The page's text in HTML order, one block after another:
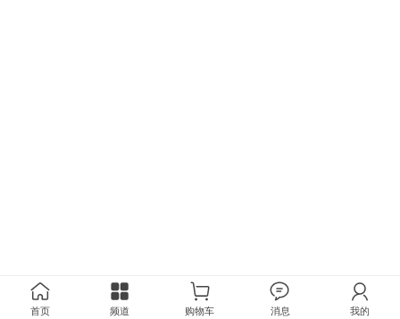
首页 频道 购物车 消息 我的